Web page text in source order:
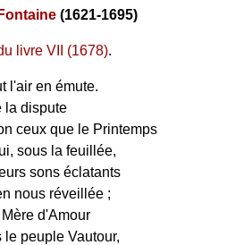
(1621-1695)
livre VII (1678).
l'air en émute.
la dispute
ceux que le Printemps
sous la feuillée,
sons éclatants
nous réveillée ;
d'Amour
le peuple Vautour,